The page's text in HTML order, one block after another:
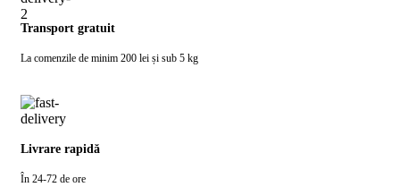
Transport gratuit
La comenzile de minim 200 lei și sub 5 kg
Livrare rapidă
În 24-72 de ore